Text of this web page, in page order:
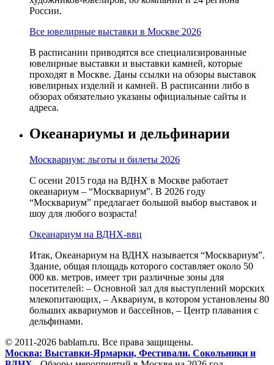
России.
Все ювелирные выставки в Москве 2026
В расписании приводятся все специализированные
ювелирные выставки и выставки камней, которые
проходят в Москве. Даны ссылки на обзоры выставок
ювелирных изделий и камней. В расписании либо в
обзорах обязательно указаны официальные сайты и
адреса.
Океанариумы и дельфинарии
Москвариум: льготы и билеты 2026
С осени 2015 года на ВДНХ в Москве работает
океанариум – “Москвариум”. В 2026 году
“Москвариум” предлагает большой выбор выставок и
шоу для любого возраста!
Океанариум на ВДНХ-ввц
Итак, Океанариум на ВДНХ называется “Москвариум”.
Здание, общая площадь которого составляет около 50
000 кв. метров, имеет три различные зоны для
посетителей: – Основной зал для выступлений морских
млекопитающих, – Аквариум, в котором установлены 80
больших аквариумов и бассейнов, – Центр плавания с
дельфинами.
© 2011-2026 bablam.ru. Все права защищены.
Москва: Выставки-Ярмарки, Фестивали. Сокольники и